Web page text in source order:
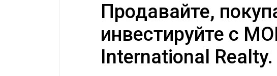
Продавайте,
инвестируйте с
International Realty.